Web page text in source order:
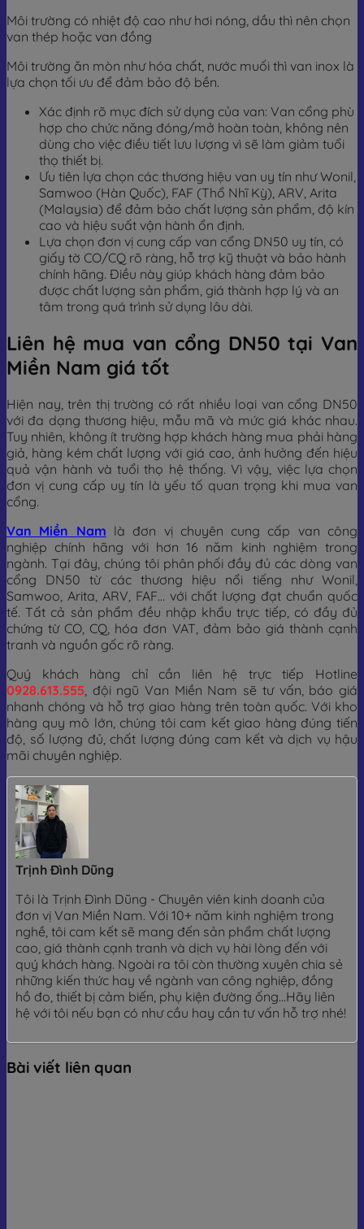
Môi trường có nhiệt độ cao như hơi nóng, dầu thì nên chọn
van thép hoặc van đồng
Môi trường ăn mòn như hóa chất, nước muối thì van inox là
lựa chọn tối ưu để đảm bảo độ bền.
Xác định rõ mục đích sử dụng của van: Van cổng phù
hợp cho chức năng đóng/mở hoàn toàn, không nên
dùng cho việc điều tiết lưu lượng vì sẽ làm giảm tuổi
thọ thiết bị.
Ưu tiên lựa chọn các thương hiệu van uy tín như Wonil,
Samwoo (Hàn Quốc), FAF (Thổ Nhĩ Kỳ), ARV, Arita
(Malaysia) để đảm bảo chất lượng sản phẩm, độ kín
cao và hiệu suất vận hành ổn định.
Lựa chọn đơn vị cung cấp van cổng DN50 uy tín, có
giấy tờ CO/CQ rõ ràng, hỗ trợ kỹ thuật và bảo hành
chính hãng. Điều này giúp khách hàng đảm bảo
được chất lượng sản phẩm, giá thành hợp lý và an
tâm trong quá trình sử dụng lâu dài.
Liên hệ mua van cổng DN50 tại Van
Miền Nam giá tốt
Hiện nay, trên thị trường có rất nhiều loại van cổng DN50
với đa dạng thương hiệu, mẫu mã và mức giá khác nhau.
Tuy nhiên, không ít trường hợp khách hàng mua phải hàng
giả, hàng kém chất lượng với giá cao, ảnh hưởng đến hiệu
quả vận hành và tuổi thọ hệ thống. Vì vậy, việc lựa chọn
đơn vị cung cấp uy tín là yếu tố quan trọng khi mua van
cổng.
Van Miền Nam là đơn vị chuyên cung cấp van công
nghiệp chính hãng với hơn 16 năm kinh nghiệm trong
ngành. Tại đây, chúng tôi phân phối đầy đủ các dòng van
cổng DN50 từ các thương hiệu nổi tiếng như Wonil,
Samwoo, Arita, ARV, FAF… với chất lượng đạt chuẩn quốc
tế. Tất cả sản phẩm đều nhập khẩu trực tiếp, có đầy đủ
chứng từ CO, CQ, hóa đơn VAT, đảm bảo giá thành cạnh
tranh và nguồn gốc rõ ràng.
Quý khách hàng chỉ cần liên hệ trực tiếp Hotline
0928.613.555 , đội ngũ Van Miền Nam sẽ tư vấn, báo giá
nhanh chóng và hỗ trợ giao hàng trên toàn quốc. Với kho
hàng quy mô lớn, chúng tôi cam kết giao hàng đúng tiến
độ, số lượng đủ, chất lượng đúng cam kết và dịch vụ hậu
mãi chuyên nghiệp.
Trịnh Đình Dũng
Tôi là Trịnh Đình Dũng - Chuyên viên kinh doanh của
đơn vị Van Miền Nam. Với 10+ năm kinh nghiệm trong
nghề, tôi cam kết sẽ mang đến sản phẩm chất lượng
cao, giá thành cạnh tranh và dịch vụ hài lòng đến với
quý khách hàng. Ngoài ra tôi còn thường xuyên chia sẻ
những kiến thức hay về ngành van công nghiệp, đồng
hồ đo, thiết bị cảm biến, phụ kiện đường ống...Hãy liên
hệ với tôi nếu bạn có như cầu hay cần tư vấn hỗ trợ nhé!
Bài viết liên quan